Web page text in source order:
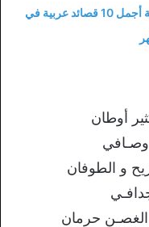
شعر عن الغدر والخيانة أجمل 10 قصائد عربية في
أوطان
و الطوفان
حرمان